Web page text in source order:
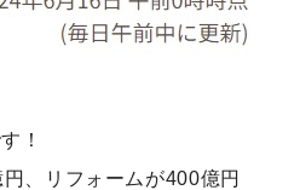
！
、リフォームが400億円